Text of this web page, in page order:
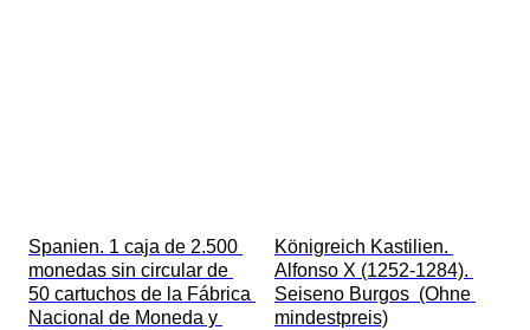
Spanien. 1 caja de 2.500
monedas sin circular de
50 cartuchos de la Fábrica
Nacional de Moneda y
Königreich Kastilien.
Alfonso X (1252-1284).
Seiseno Burgos  (Ohne
mindestpreis)